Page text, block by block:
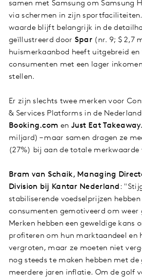
samen met Samsung om Samsung
via schermen in zijn
waarde blijft belangrijk in de
geïllustreerd door Spar(nr. 9; $ 2,7
huismerkaanbod heeft uitgebreid en
consumenten met een lager
stellen.
Er zijn slechts twee merken voor
& Services Platforms in de
Booking.com en Just Eat
miljard) – maar samen dragen ze
(27%) bij aan de totale merkwaarde
Bram van Schaik, Managing
Division bij Kantar Nederland :
stabiliserende voedselprijzen
consumenten gemotiveerd om weer
Merken hebben een geweldige kans
profiteren om hun marktaandeel en
vergroten, maar ze moeten niet
nog steeds te maken hebben met de
meerdere jaren inflatie. Om de golf